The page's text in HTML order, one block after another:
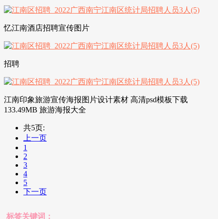
忆江南酒店招聘宣传图片
招聘
江南印象旅游宣传海报图片设计素材 高清psd模板下载
133.49MB 旅游海报大全
共5页:
上一页
1
2
3
4
5
下一页
标签关键词：